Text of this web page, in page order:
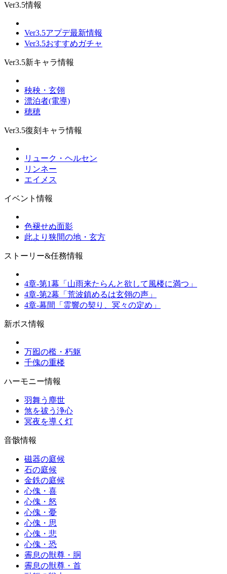
Ver3.5情報
Ver3.5アプデ最新情報
Ver3.5おすすめガチャ
Ver3.5新キャラ情報
秧秧・玄翎
漂泊者(電導)
穂穂
Ver3.5復刻キャラ情報
リューク・ヘルセン
リンネー
エイメス
イベント情報
色褪せぬ面影
此より狭間の地・玄方
ストーリー&任務情報
4章-第1幕「山雨来たらんと欲して風楼に満つ」
4章-第2幕「荒波鎮めるは玄翎の声」
4章-幕間「霊響の契り、冥々の定め」
新ボス情報
万囮の檻・朽躯
千傀の重楼
ハーモニー情報
羽舞う塵世
煞を祓う浄心
冥夜を導く灯
音骸情報
磁器の庭候
石の庭候
金鉄の庭候
心傀・喜
心傀・怒
心傀・憂
心傀・思
心傀・悲
心傀・恐
霽息の獣尊・胴
霽息の獣尊・首